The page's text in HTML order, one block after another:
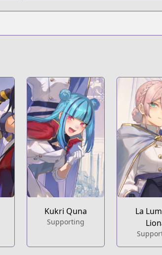
Kukri Quna
Supporting
La